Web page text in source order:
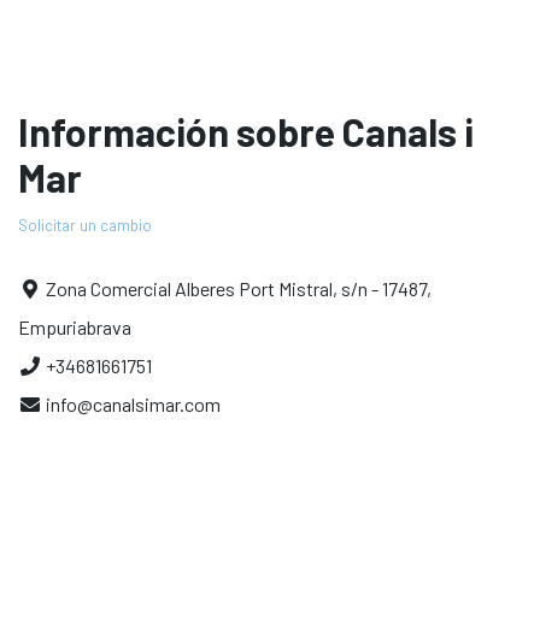
Información sobre Canals i
Mar
Solicitar un cambio
Zona Comercial Alberes Port Mistral, s/n - 17487,
Empuriabrava
+34681661751
info@canalsimar.com